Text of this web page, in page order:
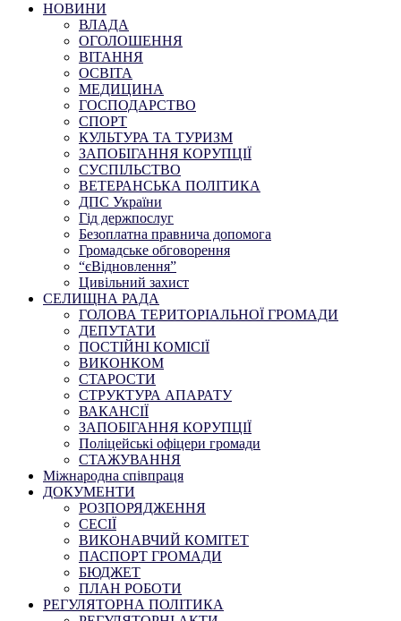
НОВИНИ
ВЛАДА
ОГОЛОШЕННЯ
ВІТАННЯ
ОСВІТА
МЕДИЦИНА
ГОСПОДАРСТВО
СПОРТ
КУЛЬТУРА ТА ТУРИЗМ
ЗАПОБІГАННЯ КОРУПЦІЇ
СУСПІЛЬСТВО
ВЕТЕРАНСЬКА ПОЛІТИКА
ДПС України
Гід держпослуг
Безоплатна правнича допомога
Громадське обговорення
“єВідновлення”
Цивільний захист
СЕЛИЩНА РАДА
ГОЛОВА ТЕРИТОРІАЛЬНОЇ ГРОМАДИ
ДЕПУТАТИ
ПОСТІЙНІ КОМІСІЇ
ВИКОНКОМ
СТАРОСТИ
СТРУКТУРА АПАРАТУ
ВАКАНСІЇ
ЗАПОБІГАННЯ КОРУПЦІЇ
Поліцейські офіцери громади
СТАЖУВАННЯ
Міжнародна співпраця
ДОКУМЕНТИ
РОЗПОРЯДЖЕННЯ
СЕСІЇ
ВИКОНАВЧИЙ КОМІТЕТ
ПАСПОРТ ГРОМАДИ
БЮДЖЕТ
ПЛАН РОБОТИ
РЕГУЛЯТОРНА ПОЛІТИКА